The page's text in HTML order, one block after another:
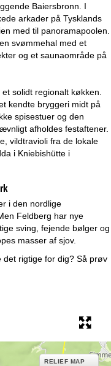
Baiersbronn. I
arkader på Tysklands
med til panoramapoolen.
svømmehal med et
og et saunaområde på
solidt regionalt køkken.
kendte bryggeri midt på
spisestuer og den
afholdes festaftener.
vildtravioli fra de lokale
i Kniebishütte i
i den nordlige
Feldberg har nye
sving, fejende bølger og
masser af sjov.
det rigtige for dig? Så prøv
RELIEF MAP